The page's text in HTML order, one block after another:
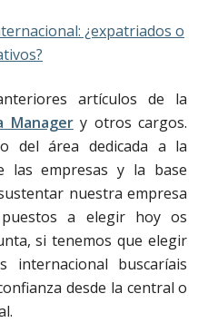
artículos de la
Managery otros cargos.
del área dedicada a la
las empresas y la base
nuestra empresa
a elegir hoy os
si tenemos que elegir
internacional buscaríais
desde la central o